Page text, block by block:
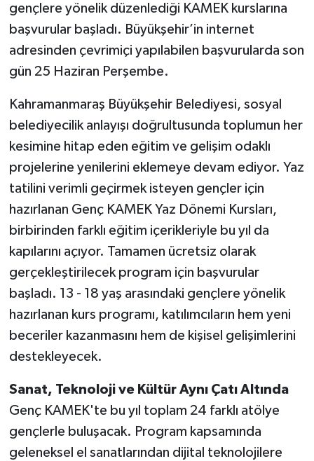
gençlere yönelik düzenlediği KAMEK kurslarına
başvurular başladı. Büyükşehir’in internet
adresinden çevrimiçi yapılabilen başvurularda son
gün 25 Haziran Perşembe.
Kahramanmaraş Büyükşehir Belediyesi, sosyal
belediyecilik anlayışı doğrultusunda toplumun her
kesimine hitap eden eğitim ve gelişim odaklı
projelerine yenilerini eklemeye devam ediyor. Yaz
tatilini verimli geçirmek isteyen gençler için
hazırlanan Genç KAMEK Yaz Dönemi Kursları,
birbirinden farklı eğitim içerikleriyle bu yıl da
kapılarını açıyor. Tamamen ücretsiz olarak
gerçekleştirilecek program için başvurular
başladı. 13 - 18 yaş arasındaki gençlere yönelik
hazırlanan kurs programı, katılımcıların hem yeni
beceriler kazanmasını hem de kişisel gelişimlerini
destekleyecek.
Sanat, Teknoloji ve Kültür Aynı Çatı Altında
Genç KAMEK'te bu yıl toplam 24 farklı atölye
gençlerle buluşacak. Program kapsamında
geleneksel el sanatlarından dijital teknolojilere